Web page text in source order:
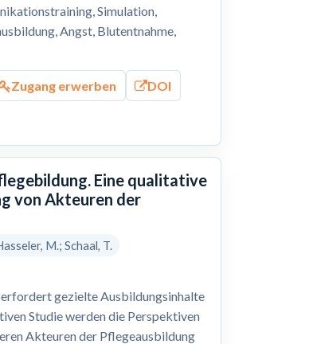
Simulation,
Angst, Blutentnahme,
Zugang erwerben DOI
Eine qualitative
von Akteuren der
M.; Schaal, T.
gezielte Ausbildungsinhalte
Studie werden die Perspektiven
Akteuren der Pflegeausbildung